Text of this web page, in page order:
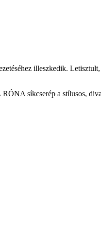
illeszkedik.
síkcserép a stílusos,